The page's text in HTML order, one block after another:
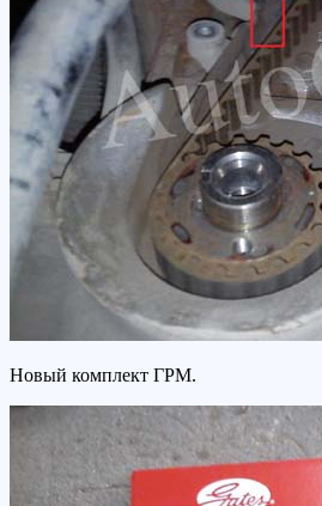
Новый комплект ГРМ.